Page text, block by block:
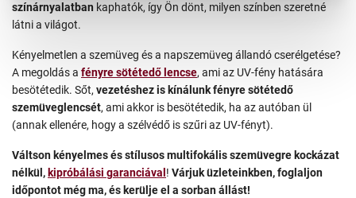
színárnyalatban kaphatók, így Ön dönt, milyen színben szeretné
látni a világot.
Kényelmetlen a szemüveg és a napszemüveg állandó cserélgetése?
A megoldás a fényre sötétedő lencse, ami az UV-fény hatására
besötétedik. Sőt, vezetéshez is kínálunk fényre sötétedő
szemüveglencsét, ami akkor is besötétedik, ha az autóban ül
(annak ellenére, hogy a szélvédő is szűri az UV-fényt).
Váltson kényelmes és stílusos multifokális szemüvegre kockázat
nélkül, kipróbálási garanciával ! Várjuk üzleteinkben, foglaljon
időpontot még ma, és kerülje el a sorban állást!